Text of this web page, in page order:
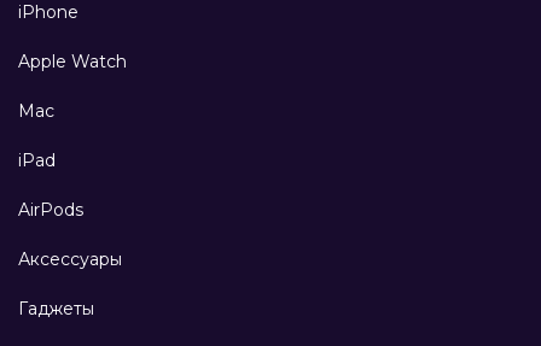
iPhone
Apple Watch
Mac
iPad
AirPods
Аксессуары
Гаджеты